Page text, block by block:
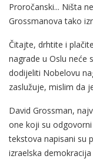
Proročanski... Ništa
Grossmanova tako
Čitajte, drhtite i
nagrade u Oslu neće
dodijeliti Nobelovu
zaslužuje, mislim da
David Grossman,
one koji su
tekstova napisani su
izraelska